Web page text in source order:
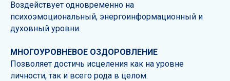
Воздействует одновременно на
психоэмоциональный, энергоинформационный и
духовный уровни.
МНОГОУРОВНЕВОЕ ОЗДОРОВЛЕНИЕ
Позволяет достичь исцеления как на уровне
личности, так и всего рода в целом.